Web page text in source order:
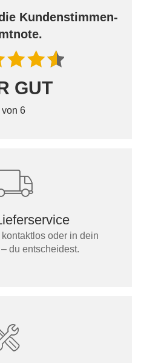
Kundenstimmen-
GUT
von 6
oder in dein
du entscheidest.